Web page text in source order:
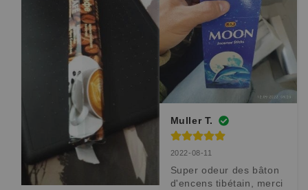
Muller T.
2022-08-11
Super odeur des bâton
d'encens tibétain, merci